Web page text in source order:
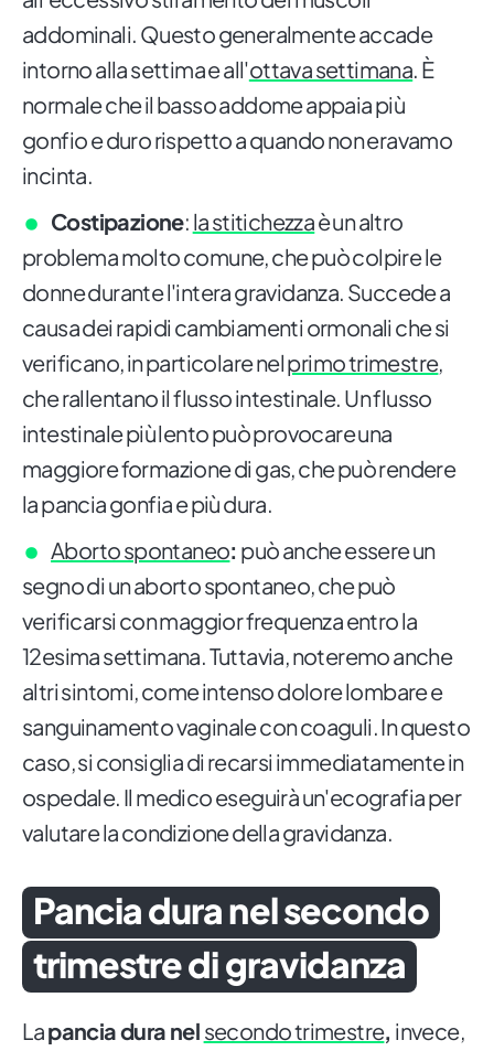
addominali. Questo generalmente accade
intorno alla settima e all'ottava settimana. È
normale che il basso addome appaia più
gonfio e duro rispetto a quando non eravamo
incinta.
Costipazione: la stitichezzaè un altro
problema molto comune, che può colpire le
donne durante l'intera gravidanza. Succede a
causa dei rapidi cambiamenti ormonali che si
verificano, in particolare nelprimo trimestre,
che rallentano il flusso intestinale. Un flusso
intestinale più lento può provocare una
maggiore formazione di gas, che può rendere
la pancia gonfia e più dura.
Aborto spontaneo: può anche essere un
segno di un aborto spontaneo, che può
verificarsi con maggior frequenza entro la
12esima settimana. Tuttavia, noteremo anche
altri sintomi, come intenso dolore lombare e
sanguinamento vaginale con coaguli. In questo
caso, si consiglia di recarsi immediatamente in
ospedale. Il medico eseguirà un'ecografia per
valutare la condizione della gravidanza.
Pancia dura nel secondo
trimestre di gravidanza
Lapancia dura nel secondo trimestre, invece,